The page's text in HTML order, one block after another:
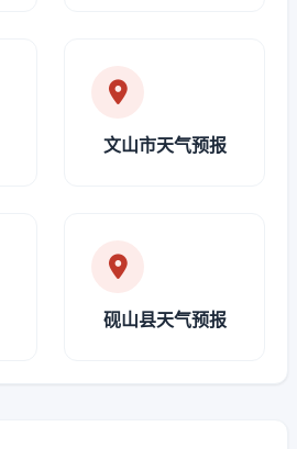
文山市天气预报
砚山县天气预报